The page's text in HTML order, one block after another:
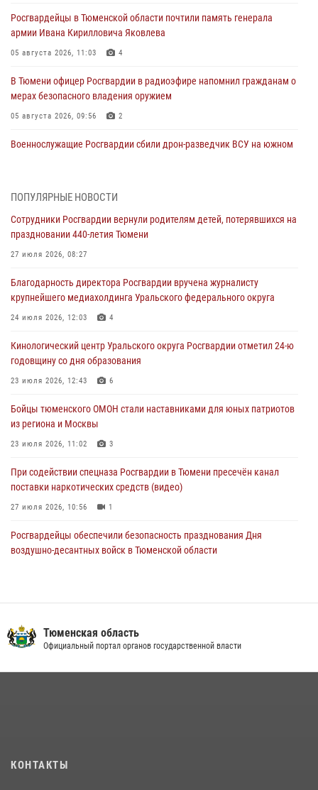
Росгвардейцы в Тюменской области почтили память генерала
армии Ивана Кирилловича Яковлева
05 августа 2026, 11:03 4
В Тюмени офицер Росгвардии в радиоэфире напомнил гражданам о
мерах безопасного владения оружием
05 августа 2026, 09:56 2
Военнослужащие Росгвардии сбили дрон-разведчик ВСУ на южном
масштабных спортивных событий на Урале
05 августа 2026, 05:22
виновника ДТП
05 августа 2026, 05:15
труженицу тыла из Тюмени
04 августа 2026, 11:07
условиях в Тюменской области (видео)
04 августа 2026, 06:28
ПОПУЛЯРНЫЕ НОВОСТИ
Сотрудники Росгвардии вернули родителям детей, потерявшихся на
праздновании 440-летия Тюмени
27 июля 2026, 08:27
Благодарность директора Росгвардии вручена журналисту
крупнейшего медиахолдинга Уральского федерального округа
24 июля 2026, 12:03 4
Кинологический центр Уральского округа Росгвардии отметил 24-ю
годовщину со дня образования
23 июля 2026, 12:43 6
Бойцы тюменского ОМОН стали наставниками для юных патриотов
из региона и Москвы
23 июля 2026, 11:02 3
При содействии спецназа Росгвардии в Тюмени пресечён канал
поставки наркотических средств (видео)
27 июля 2026, 10:56 1
Росгвардейцы обеспечили безопасность празднования Дня
воздушно-десантных войск в Тюменской области
10 июля 2026, 11:46 7
Тюменская область
Официальный портал органов государственной власти
КОНТАКТЫ